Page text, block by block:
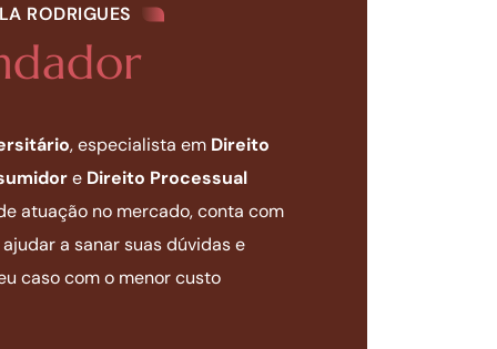
RODRIGUES
, especialista em Direito
eDireito Processual
atuação no mercado, conta com
a sanar suas dúvidas e
caso com o menor custo